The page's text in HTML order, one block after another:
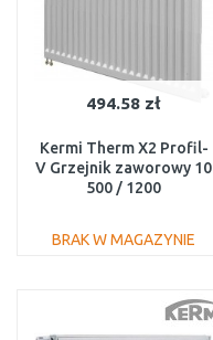
494.58 zł
Kermi Therm X2 Profil-
V Grzejnik zaworowy 10
500 / 1200
BRAK W MAGAZYNIE
Do porównania